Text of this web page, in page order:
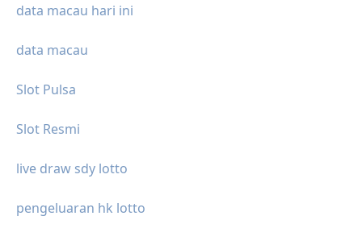
data macau hari ini
data macau
Slot Pulsa
Slot Resmi
live draw sdy lotto
pengeluaran hk lotto